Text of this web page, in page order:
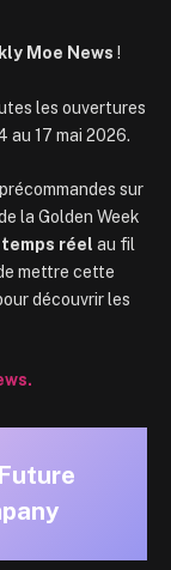
Moe News !
les ouvertures
au 17 mai 2026.
sur
la Golden Week
temps réel au fil
mettre cette
découvrir les